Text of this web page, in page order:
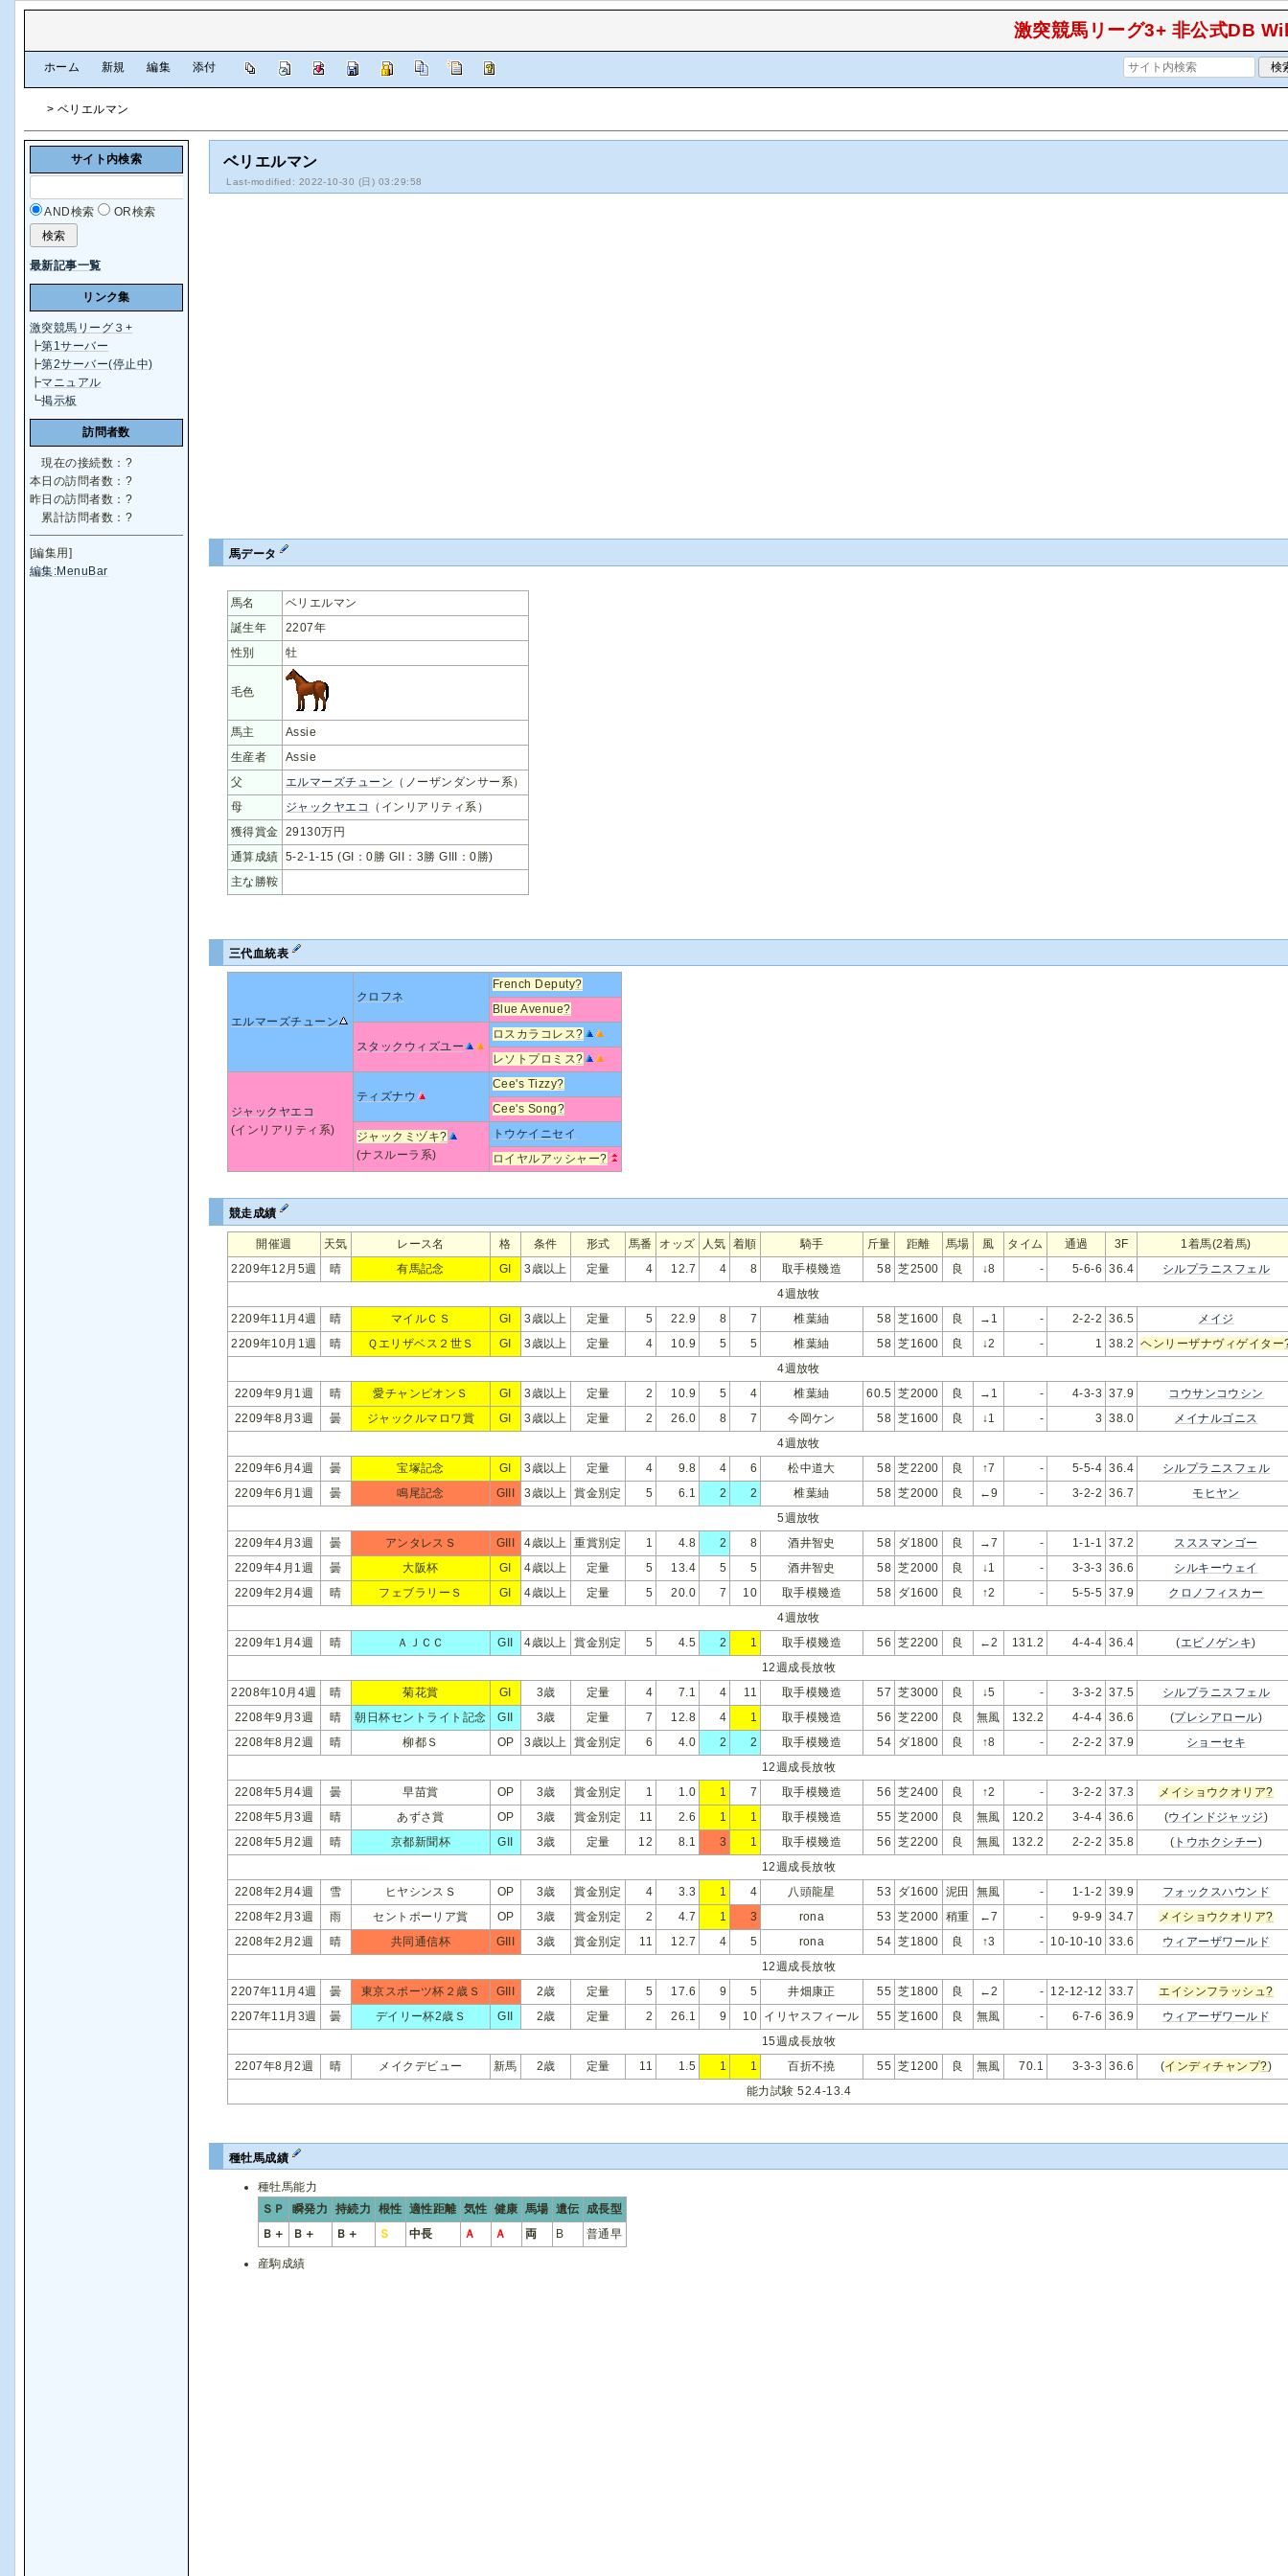
激突競馬リーグ3+ 非公式DB
ホーム 新規 編集 添付
> ベリエルマン
ベリエルマン
Last-modified: 2022-10-30 (日) 03:29:58
馬データ
馬名
ベリエルマン
誕生年
2207年
性別
牡
毛色
馬主
Assie
生産者
Assie
父
エルマーズチューン （ノーザンダンサー系）
母
ジャックヤエコ
（インリアリティ系）
獲得賞金 29130万円
通算成績 5-2-1-15 (GI：0勝 GII：3勝 GIII：0勝)
主な勝鞍
三代血統表
エルマーズチューン
クロフネ
French Deputy?
Blue Avenue?
スタックウィズユー
ロスカラコレス?
レソトプロミス?
ジャックヤエコ
(インリアリティ系)
ティズナウ
Cee's Tizzy?
Cee's Song?
ジャックミヅキ?
(ナスルーラ系)
トウケイニセイ
ロイヤルアッシャー?
競走成績
開催週 天気 レース名 格 条件 形式 馬番 オッズ 人気 着順 騎手 斤量 距離 馬場 風 タイム 通過 3F
1着馬(2着馬)
2209年12月5週
晴 有馬記念 GI 3歳以上 定量 4 12.7 4 8 取手模幾造 58 芝2500 良 ↓8 - 5-6-6 36.4
シルプラニスフェル
4週放牧
2209年11月4週
晴 マイルＣＳ GI 3歳以上 定量 5 22.9 8 7 椎葉紬 58 芝1600 良 →1 - 2-2-2 36.5
メイジ
2209年10月1週
晴 Ｑエリザベス２世Ｓ GI 3歳以上 定量 4 10.9 5 5 椎葉紬 58 芝1600 良 ↓2 - 1 38.2 ヘンリーザナヴィゲイター
4週放牧
2209年9月1週
晴 愛チャンピオンＳ GI 3歳以上 定量 2 10.9 5 4 椎葉紬 60.5 芝2000 良 →1 - 4-3-3 37.9
コウサンコウシン
2209年8月3週
曇 ジャックルマロワ賞 GI 3歳以上 定量 2 26.0 8 7 今岡ケン 58 芝1600 良 ↓1 - 3 38.0
メイナルゴニス
4週放牧
2209年6月4週
曇 宝塚記念 GI 3歳以上 定量 4 9.8 4 6 松中道大 58 芝2200 良 ↑7 - 5-5-4 36.4
シルプラニスフェル
2209年6月1週
曇 鳴尾記念 GIII 3歳以上 賞金別定 5 6.1 2 2 椎葉紬 58 芝2000 良 ←9 - 3-2-2 36.7
モヒヤン
5週放牧
2209年4月3週
曇 アンタレスＳ GIII 4歳以上 重賞別定 1 4.8 2 8 酒井智史 58 ダ1800 良 →7 - 1-1-1 37.2
スススマンゴー
2209年4月1週
曇 大阪杯 GI 4歳以上 定量 5 13.4 5 5 酒井智史 58 芝2000 良 ↓1 - 3-3-3 36.6
シルキーウェイ
2209年2月4週
晴 フェブラリーＳ GI 4歳以上 定量 5 20.0 7 10 取手模幾造 58 ダ1600 良 ↑2 - 5-5-5 37.9
クロノフィスカー
4週放牧
2209年1月4週
晴 ＡＪＣＣ GII 4歳以上 賞金別定 5 4.5 2 1 取手模幾造 56 芝2200 良 ←2 131.2 4-4-4 36.4 (エビノゲンキ)
12週成長放牧
2208年10月4週
晴 菊花賞 GI 3歳 定量 4 7.1 4 11 取手模幾造 57 芝3000 良 ↓5 - 3-3-2 37.5
シルプラニスフェル
2208年9月3週
晴 朝日杯セントライト記念 GII 3歳 定量 7 12.8 4 1 取手模幾造 56 芝2200 良 無風 132.2 4-4-4 36.6 (プレシアロール)
2208年8月2週
晴 柳都Ｓ OP 3歳以上 賞金別定 6 4.0 2 2 取手模幾造 54 ダ1800 良 ↑8 - 2-2-2 37.9
ショーセキ
12週成長放牧
2208年5月4週
曇 早苗賞 OP 3歳 賞金別定 1 1.0 1 7 取手模幾造 56 芝2400 良 ↑2 - 3-2-2 37.3 メイショウクオリア?
2208年5月3週
晴 あずさ賞 OP 3歳 賞金別定 11 2.6 1 1 取手模幾造 55 芝2000 良 無風 120.2 3-4-4 36.6 (ウインドジャッジ)
2208年5月2週
晴 京都新聞杯 GII 3歳 定量 12 8.1 3 1 取手模幾造 56 芝2200 良 無風 132.2 2-2-2 35.8 ( トウホクシチー)
12週成長放牧
2208年2月4週
雪 ヒヤシンスＳ OP 3歳 賞金別定 4 3.3 1 4 八頭龍星 53 ダ1600 泥田 無風 - 1-1-2 39.9
フォックスハウンド
2208年2月3週
雨 セントポーリア賞 OP 3歳 賞金別定 2 4.7 1 3 rona 53 芝2000 稍重 ←7 - 9-9-9 34.7 メイショウクオリア?
2208年2月2週
晴 共同通信杯 GIII 3歳 賞金別定 11 12.7 4 5 rona 54 芝1800 良 ↑3 - 10-10-10 33.6
ウィアーザワールド
12週成長放牧
2207年11月4週
曇 東京スポーツ杯２歳Ｓ GIII 2歳 定量 5 17.6 9 5 井畑康正 55 芝1800 良 ←2 - 12-12-12 33.7 エイシンフラッシュ?
2207年11月3週
曇 デイリー杯2歳Ｓ GII 2歳 定量 2 26.1 9 10 イリヤスフィール 55 芝1600 良 無風 - 6-7-6 36.9
ウィアーザワールド
15週成長放牧
2207年8月2週
晴 メイクデビュー 新馬 2歳 定量 11 1.5 1 1 百折不撓 55 芝1200 良 無風 70.1 3-3-3 36.6 (インディチャンプ?)
能力試験 52.4-13.4
種牡馬成績
種牡馬能力
ＳＰ
瞬発力 持続力 根性 適性距離 気性 健康 馬場 遺伝
成長型
Ｂ＋
Ｂ＋ Ｂ＋ Ｓ 中長 Ａ Ａ 両 B 普通早
産駒成績
サイト内検索
AND検索 OR検索
最新記事一覧
リンク集
激突競馬リーグ３+
┣第1サーバー
┣第2サーバー(停止中)
┣マニュアル
┗掲示板
訪問者数
現在の接続数： ?
本日の訪問者数： ?
昨日の訪問者数： ?
累計訪問者数： ?
[編集用]
編集:MenuBar